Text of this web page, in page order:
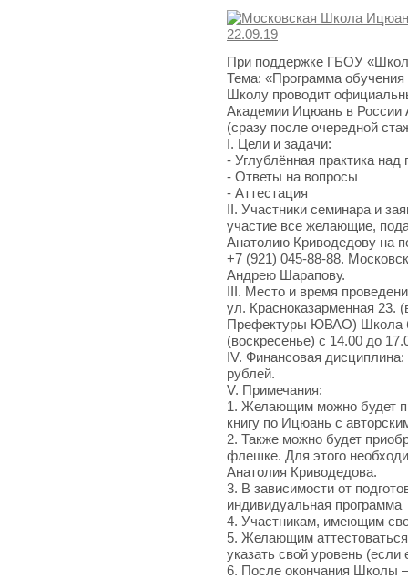
При поддержке ГБОУ
Тема: «Программа
Школу проводит
Академии Ицюань в России
(сразу после очередной
I. Цели и задачи:
- Углублённая практика
- Ответы на вопросы
- Аттестация
II. Участники семинара и
участие все желающие,
Анатолию Криводедову на
+7 (921) 045-88-88.
Андрею Шарапову.
III. Место и время
ул. Красноказарменная 23.
Префектуры ЮВАО) Школа
(воскресенье) с 14.00 до
IV. Финансовая
рублей.
V. Примечания:
1. Желающим можно будет
книгу по Ицюань с
2. Также можно будет
флешке. Для этого
Анатолия Криводедова.
3. В зависимости от
индивидуальная программа
4. Участникам, имеющим
5. Желающим
указать свой уровень (если
6. После окончания Школы